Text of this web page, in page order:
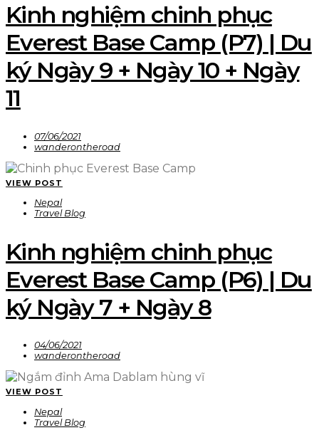
Kinh nghiệm chinh phục
Everest Base Camp (P7) | Du
ký Ngày 9 + Ngày 10 + Ngày
11
07/06/2021
wanderontheroad
VIEW POST
Nepal
Travel Blog
Kinh nghiệm chinh phục
Everest Base Camp (P6) | Du
ký Ngày 7 + Ngày 8
04/06/2021
wanderontheroad
VIEW POST
Nepal
Travel Blog